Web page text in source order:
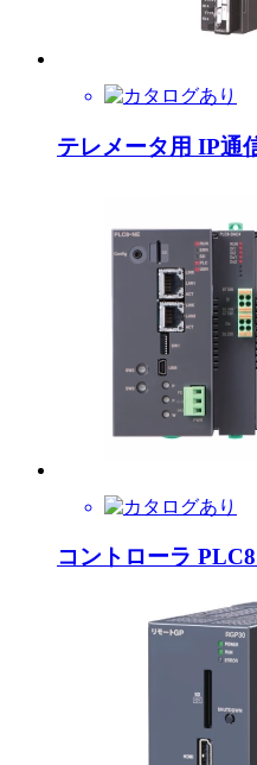
テレメータ用 IP通
コントローラ